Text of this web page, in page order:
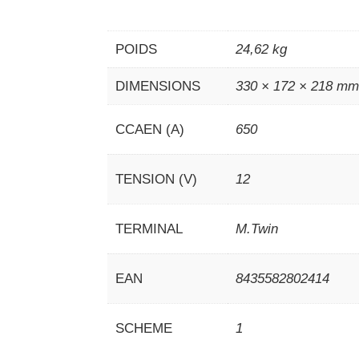
POIDS 24,62 kg
DIMENSIONS 330 × 172 × 218 mm
CCAEN (A) 650
TENSION (V) 12
TERMINAL M.Twin
EAN 8435582802414
SCHEME 1